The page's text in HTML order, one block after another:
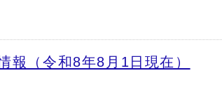
報（令和8年8月1日現在）